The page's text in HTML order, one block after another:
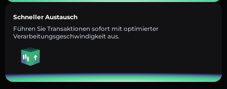
Schneller Austausch
Führen Sie Transaktionen sofort mit optimierter
Verarbeitungsgeschwindigkeit aus.